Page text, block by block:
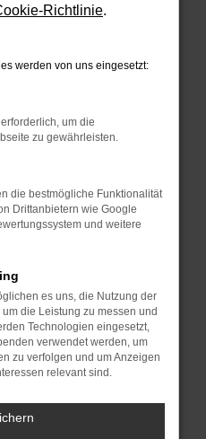
zum Beispiel
wie Werbeblocker,
Seiten
in einem privaten
zu beheben.
Browser und dein
dem neuesten Stand
nicht nur ein
Funktionen nicht
Richtlinie.
werden von uns eingesetzt:
um die
zu gewährleisten.
die bestmögliche Funktionalität
Drittanbietern wie Google
und weitere
es uns, die Nutzung der
die Leistung zu messen und
Technologien eingesetzt,
verwendet werden, um
zu verfolgen und um Anzeigen
relevant sind.